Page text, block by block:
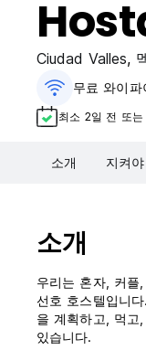
Ciudad Valles,
무료 와이파
최소 2일 전 또
소개 지켜
소개
우리는 혼자, 커플
선호 호스텔입니
을 계획하고, 먹고
있습니다.